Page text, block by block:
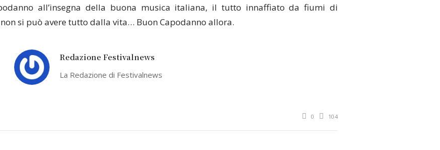
all’insegna della buona musica italiana, il tutto innaffiato da fiumi di
si può avere tutto dalla vita… Buon Capodanno allora.
Redazione Festivalnews
La Redazione di Festivalnews
0 104